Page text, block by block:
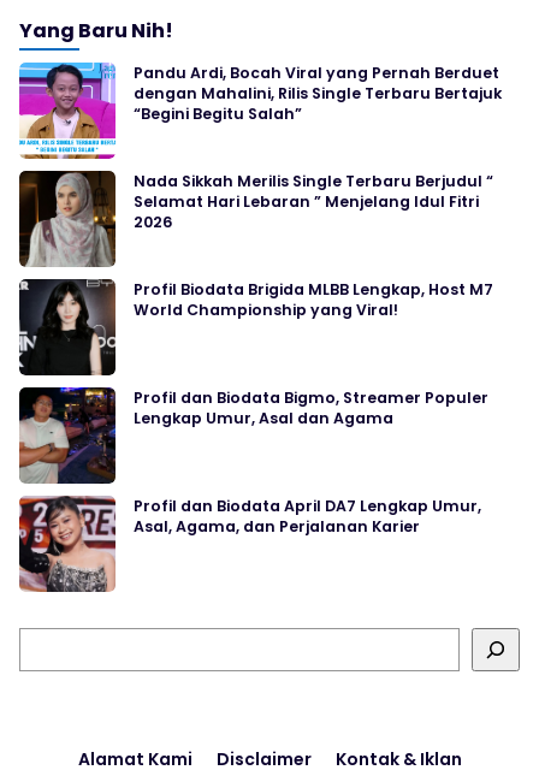
Yang Baru Nih!
Pandu Ardi, Bocah Viral yang Pernah Berduet
dengan Mahalini, Rilis Single Terbaru Bertajuk
“Begini Begitu Salah”
Nada Sikkah Merilis Single Terbaru Berjudul “
Selamat Hari Lebaran ” Menjelang Idul Fitri
2026
Profil Biodata Brigida MLBB Lengkap, Host M7
World Championship yang Viral!
Profil dan Biodata Bigmo, Streamer Populer
Lengkap Umur, Asal dan Agama
Profil dan Biodata April DA7 Lengkap Umur,
Asal, Agama, dan Perjalanan Karier
Alamat Kami Disclaimer Kontak & Iklan